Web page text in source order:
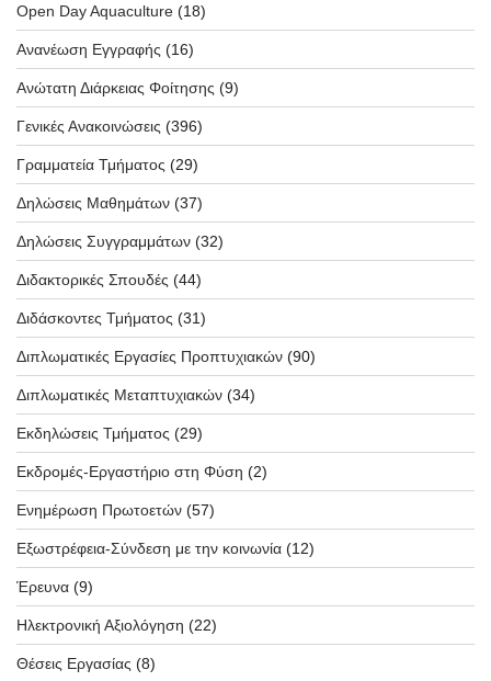
Open Day Aquaculture (18)
Ανανέωση Εγγραφής (16)
Ανώτατη Διάρκειας Φοίτησης (9)
Γενικές Ανακοινώσεις (396)
Γραμματεία Τμήματος (29)
Δηλώσεις Μαθημάτων (37)
Δηλώσεις Συγγραμμάτων (32)
Διδακτορικές Σπουδές (44)
Διδάσκοντες Τμήματος (31)
Διπλωματικές Εργασίες Προπτυχιακών (90)
Διπλωματικές Μεταπτυχιακών (34)
Εκδηλώσεις Τμήματος (29)
Εκδρομές-Εργαστήριο στη Φύση (2)
Ενημέρωση Πρωτοετών (57)
Εξωστρέφεια-Σύνδεση με την κοινωνία (12)
Έρευνα (9)
Ηλεκτρονική Αξιολόγηση (22)
Θέσεις Εργασίας (8)